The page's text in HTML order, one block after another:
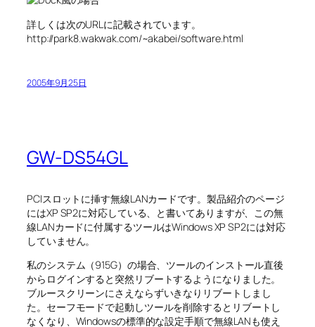
詳しくは次のURLに記載されています。
http://park8.wakwak.com/~akabei/software.html
2005年9月25日
GW-DS54GL
PCIスロットに挿す無線LANカードです。製品紹介のページ
にはXP SP2に対応している、と書いてありますが、この無
線LANカードに付属するツールはWindows XP SP2には対応
していません。
私のシステム（915G）の場合、ツールのインストール直後
からログインすると突然リブートするようになりました。
ブルースクリーンにさえならずいきなりリブートしまし
た。セーフモードで起動しツールを削除するとリブートし
なくなり、Windowsの標準的な設定手順で無線LANも使え